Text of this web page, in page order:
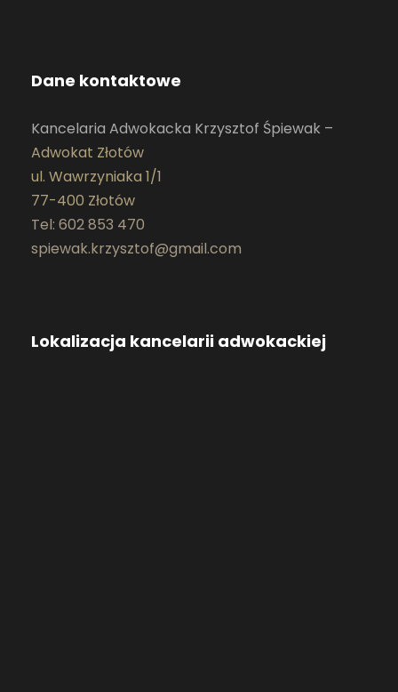
Dane kontaktowe
Kancelaria Adwokacka Krzysztof Śpiewak –
Adwokat Złotów
ul. Wawrzyniaka 1/1
77-400 Złotów
Tel: 602 853 470
spiewak.krzysztof@gmail.com
Lokalizacja kancelarii adwokackiej